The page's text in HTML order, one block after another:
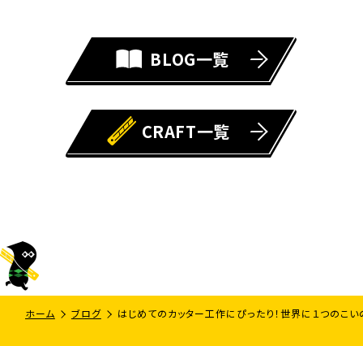
BLOG一覧
CRAFT一覧
ホーム ブログ はじめてのカッター工作にぴったり！世界に１つのこ